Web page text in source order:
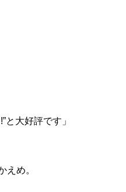
と大好評です」
えめ。